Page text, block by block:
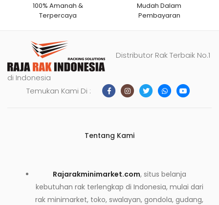
100% Amanah &
Terpercaya
Mudah Dalam
Pembayaran
Distributor Rak Terbaik No.1
di Indonesia
Temukan Kami Di :
Tentang Kami
Rajarakminimarket.com, situs belanja
kebutuhan rak terlengkap di Indonesia, mulai dari
rak minimarket, toko, swalayan, gondola, gudang,